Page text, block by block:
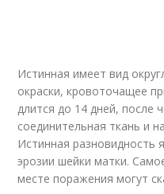
Истинная имеет вид
окраски, кровоточащее
длится до 14 дней, после
соединительная ткань и
Истинная разновидность
эрозии шейки матки.
месте поражения могут